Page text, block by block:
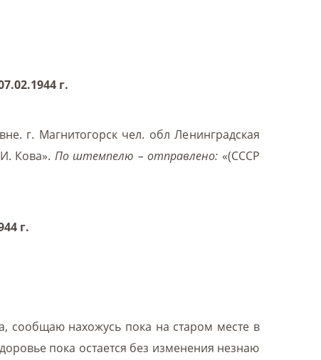
г.
г. Магнитогорск чел. обл Ленинградская
Кова». По штемпелю – отправлено: «(СССР
г.
сообщаю нахожусь пока на старом месте в
пока остается без изменения незнаю